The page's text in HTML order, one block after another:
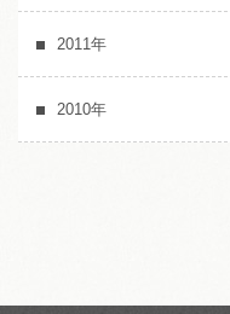
2011年
2010年